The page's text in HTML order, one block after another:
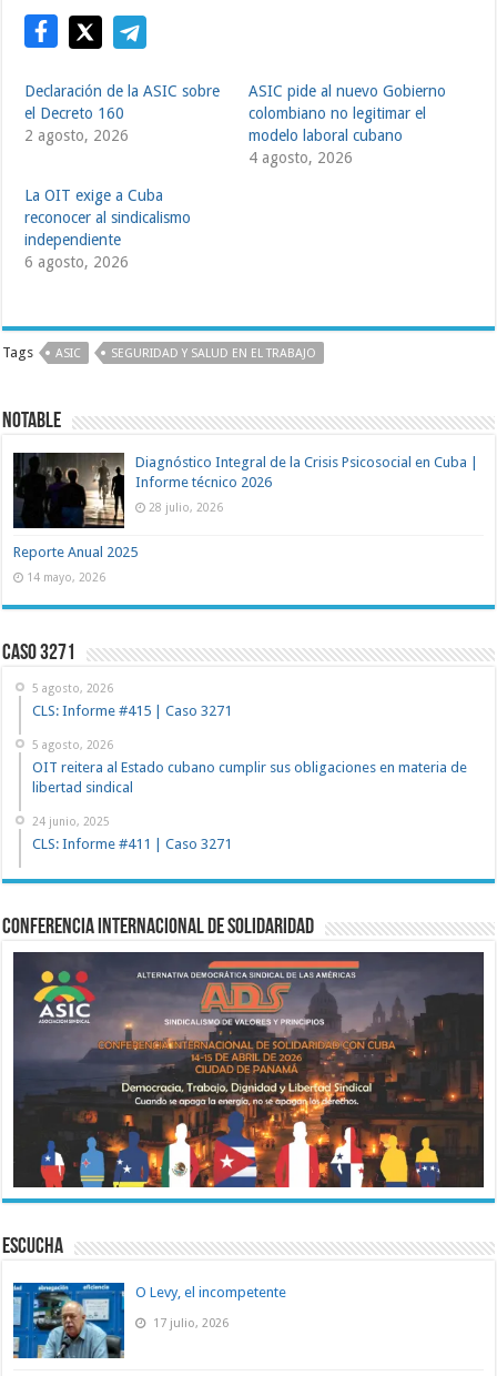
Declaración de la ASIC sobre
el Decreto 160
2 agosto, 2026
ASIC pide al nuevo Gobierno
colombiano no legitimar el
modelo laboral cubano
4 agosto, 2026
La OIT exige a Cuba
reconocer al sindicalismo
independiente
6 agosto, 2026
Tags ASIC SEGURIDAD Y SALUD EN EL TRABAJO
NOTABLE
Diagnóstico Integral de la Crisis Psicosocial en Cuba |
Informe técnico 2026
28 julio, 2026
Reporte Anual 2025
14 mayo, 2026
Caso 3271
5 agosto, 2026
CLS: Informe #415 | Caso 3271
5 agosto, 2026
OIT reitera al Estado cubano cumplir sus obligaciones en materia de
libertad sindical
24 junio, 2025
CLS: Informe #411 | Caso 3271
Conferencia Internacional de Solidaridad
ESCUCHA
O Levy, el incompetente
17 julio, 2026